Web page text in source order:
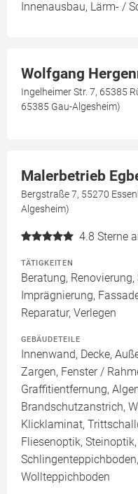
Innenausbau, Lärm- /
Wolfgang
Ingelheimer Str. 7, 65385
65385 Gau-Algesheim)
Malerbetrieb
Bergstraße 7, 55270
Algesheim)
4.8 Sterne
TÄTIGKEITEN
Beratung,
Imprägnierung,
Reparatur, Verlegen
GEBÄUDETEILE
Innenwand, Decke,
Zargen, Fenster /
Graffitientfernung,
Brandschutzanstrich,
Klicklaminat,
Fliesenoptik,
Wollteppichboden